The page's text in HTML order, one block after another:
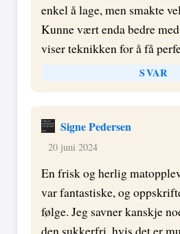
enkel å lage, men smakte
Kunne vært enda bedre
viser teknikken for å få
SVAR
Signe Pedersen
20 juni 2024
En frisk og herlig
var fantastiske, og
følge. Jeg savner kanskje
den sukkerfri, hvis det er